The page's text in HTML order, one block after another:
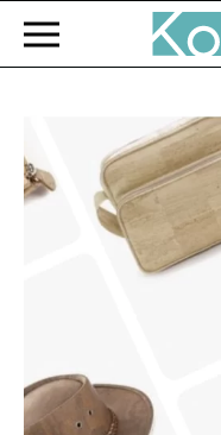
Zum Hauptinhalt springen